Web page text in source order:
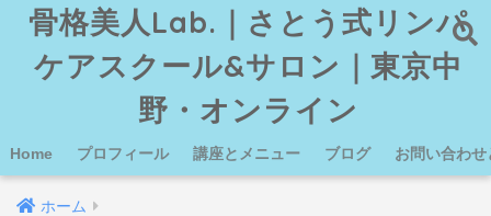
骨格美人Lab.｜さとう式リンパ
ケアスクール&サロン｜東京中
野・オンライン
Home プロフィール 講座とメニュー ブログ お問い合わせ
ホーム